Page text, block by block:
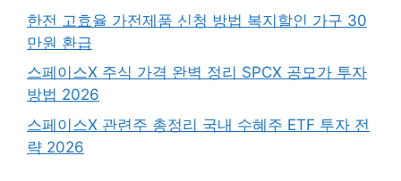
한전 고효율 가전제품 신청 방법 복지할인 가구 30
만원 환급
스페이스X 주식 가격 완벽 정리 SPCX 공모가 투자
방법 2026
스페이스X 관련주 총정리 국내 수혜주 ETF 투자 전
략 2026